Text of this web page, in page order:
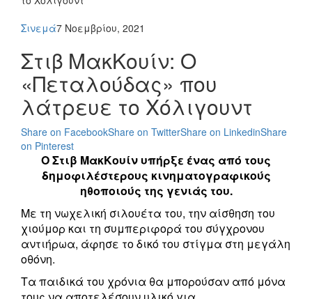
Σινεμά7 Νοεμβρίου, 2021
Στιβ ΜακΚουίν: Ο
«Πεταλούδας» που
λάτρευε το Χόλιγουντ
Share on FacebookShare on TwitterShare on LinkedinShare
on Pinterest
Ο Στιβ ΜακΚουίν υπήρξε ένας από τους
δημοφιλέστερους κινηματογραφικούς
ηθοποιούς της γενιάς του.
Με τη νωχελική σιλουέτα του, την αίσθηση του
χιούμορ και τη συμπεριφορά του σύγχρονου
αντιήρωα, άφησε το δικό του στίγμα στη μεγάλη
οθόνη.
Τα παιδικά του χρόνια θα μπορούσαν από μόνα